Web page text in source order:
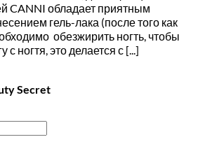
CANNI обладает приятным
гель-лака (после того как
обезжирить ногть, чтобы
ногтя, это делается с [...]
Secret